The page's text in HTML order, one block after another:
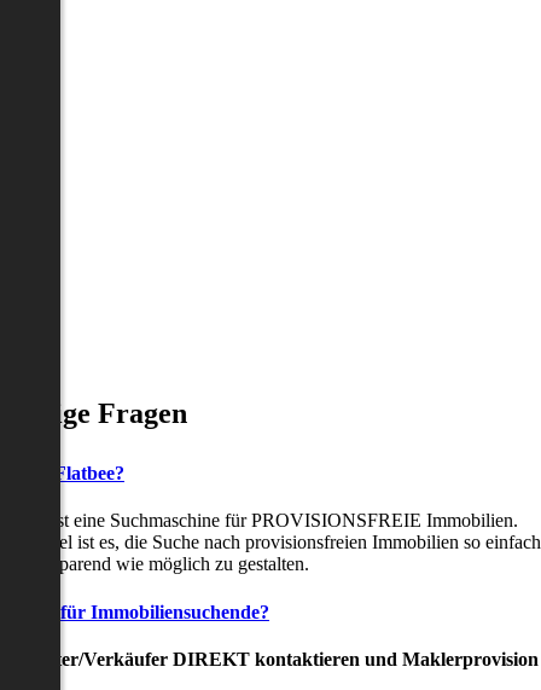
Fragen
ist Flatbee?
ist eine Suchmaschine für PROVISIONSFREIE Immobilien.
Ziel ist es, die Suche nach provisionsfreien Immobilien so einfach
zeitsparend wie möglich zu gestalten.
für Immobiliensuchende?
Verkäufer DIREKT kontaktieren und Maklerprovision